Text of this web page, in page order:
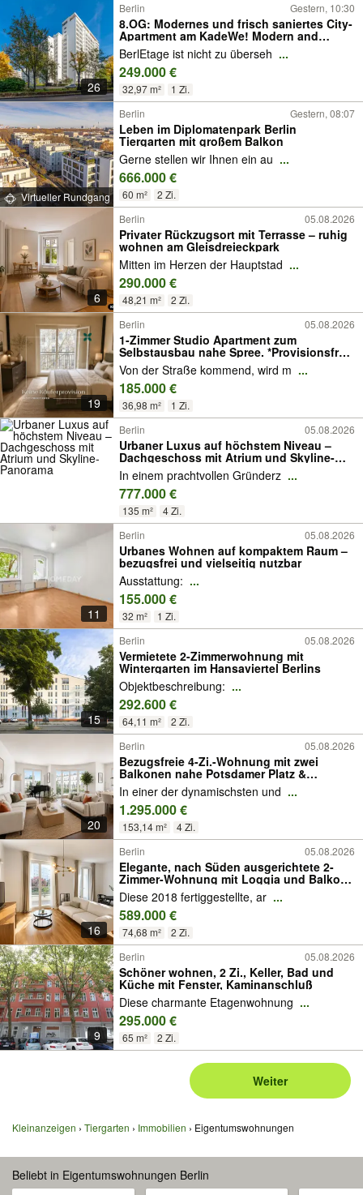
26
Berlin Gestern, 10:30
8.OG: Modernes und frisch saniertes City-
Apartment am KadeWe! Modern and
renovated Studio At KadeWe!
BerlEtage ist nicht zu überseh ...
249.000 €
32,97 m² 1 Zi.
Virtueller Rundgang
Berlin Gestern, 08:07
Leben im Diplomatenpark Berlin
Tiergarten mit großem Balkon
Gerne stellen wir Ihnen ein au ...
666.000 €
60 m² 2 Zi.
6
Berlin 05.08.2026
Privater Rückzugsort mit Terrasse – ruhig
wohnen am Gleisdreieckpark
Mitten im Herzen der Hauptstad ...
290.000 €
48,21 m² 2 Zi.
19
Berlin 05.08.2026
1-Zimmer Studio Apartment zum
Selbstausbau nahe Spree. *Provisionsfrei
für den Käufer*
Von der Straße kommend, wird m ...
185.000 €
36,98 m²
1 Zi.
Berlin
05.08.2026
Urbaner Luxus auf höchstem Niveau –
Dachgeschoss mit Atrium und Skyline-
Panorama
In einem prachtvollen Gründerz ...
777.000 €
135 m² 4 Zi.
11
Berlin 05.08.2026
Urbanes Wohnen auf kompaktem Raum –
bezugsfrei und vielseitig nutzbar
Ausstattung: ...
155.000 €
32 m² 1 Zi.
15
Berlin 05.08.2026
Vermietete 2-Zimmerwohnung mit
Wintergarten im Hansaviertel Berlins
Objektbeschreibung: ...
292.600 €
64,11 m² 2 Zi.
20
Berlin 05.08.2026
Bezugsfreie 4-Zi.-Wohnung mit zwei
Balkonen nahe Potsdamer Platz &
Gleisdreieck
In einer der dynamischsten und ...
1.295.000 €
153,14 m² 4 Zi.
16
Berlin 05.08.2026
Elegante, nach Süden ausgerichtete 2-
Zimmer-Wohnung mit Loggia und Balkon
in bester Lage in City West
Diese 2018 fertiggestellte, ar ...
589.000 €
74,68 m² 2 Zi.
9
Berlin 05.08.2026
Schöner wohnen, 2 Zi., Keller, Bad und
Küche mit Fenster, Kaminanschluß
Diese charmante Etagenwohnung ...
295.000 €
65 m² 2 Zi.
Weiter
Kleinanzeigen Tiergarten Immobilien Eigentumswohnungen
Beliebt in Eigentumswohnungen Berlin